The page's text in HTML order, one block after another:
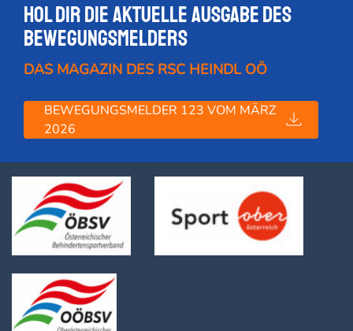
Hol dir die Aktuelle Ausgabe des
Bewegungsmelders
DAS MAGAZIN DES RSC HEINDL OÖ
BEWEGUNGSMELDER 123 VOM MÄRZ
2026